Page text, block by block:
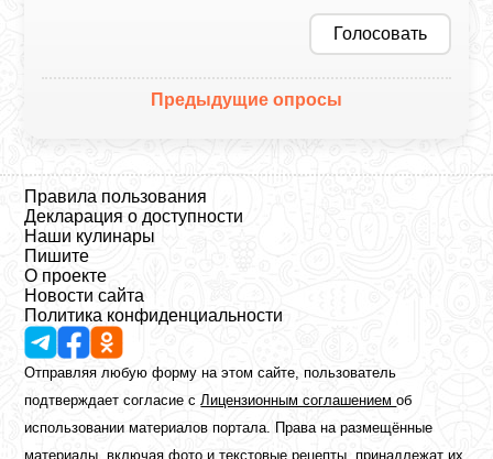
Голосовать
Предыдущие опросы
Правила пользования
Декларация о доступности
Наши кулинары
Пишите
О проекте
Новости сайта
Политика конфиденциальности
Отправляя любую форму на этом сайте, пользователь
подтверждает согласие сЛицензионным соглашениемоб
использовании материалов портала. Права на размещённые
материалы, включая фото и текстовые рецепты, принадлежат их